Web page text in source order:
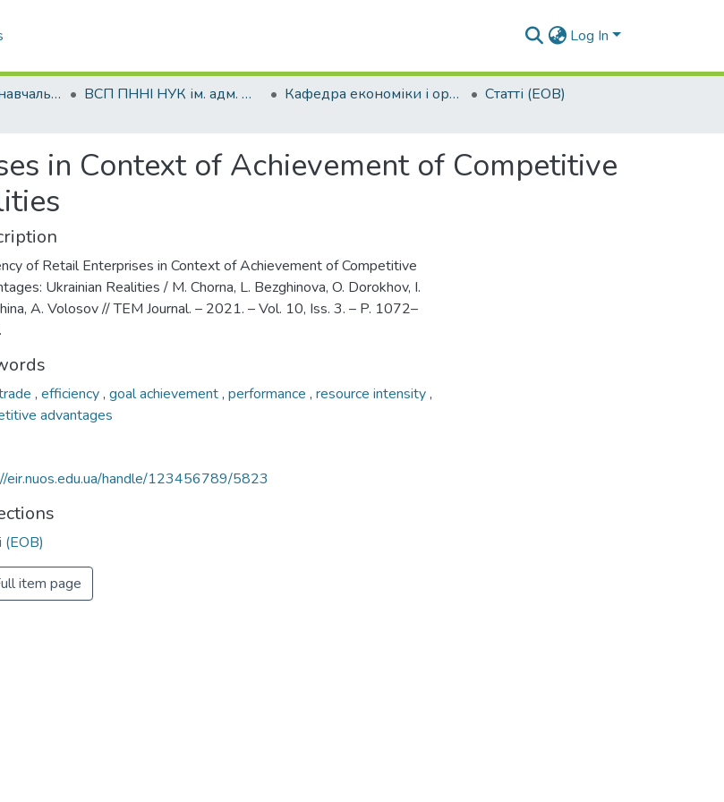
Log In
Первомайський навчально-науковий інститут НУК ім. адм. Макарова (ПННІ НУК) ВСП ПННІ НУК ім. адм. Макарова Кафедра економіки і організації виробництва (ЕОВ)
Статті (ЕОВ)
in Context of Achievement of Competitive
of Retail Enterprises in Context of Achievement of Competitive
Ukrainian Realities / M. Chorna, L. Bezghinova, O. Dorokhov, I.
A. Volosov // TEM Journal. – 2021. – Vol. 10, Iss. 3. – P. 1072–
, efficiency, goal achievement, performance , resource intensity,
advantages
eir.nuos.edu.ua/handle/123456789/5823
(ЕОВ)
item page